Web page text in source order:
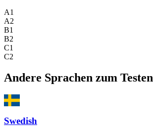
A1
A2
B1
B2
C1
C2
Andere Sprachen zum Testen
Swedish